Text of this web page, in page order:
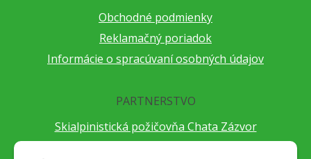
Obchodné podmienky
Reklamačný poriadok
Informácie o spracúvaní osobných údajov
PARTNERSTVO
Skialpinistická požičovňa Chata Zázvor